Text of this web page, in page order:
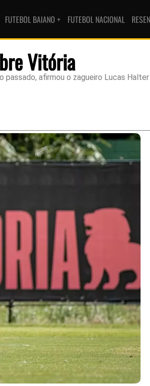
FUTEBOL BAIANO + FUTEBOL NACIONAL
Vitória
passado, afirmou o zagueiro Lucas Halter